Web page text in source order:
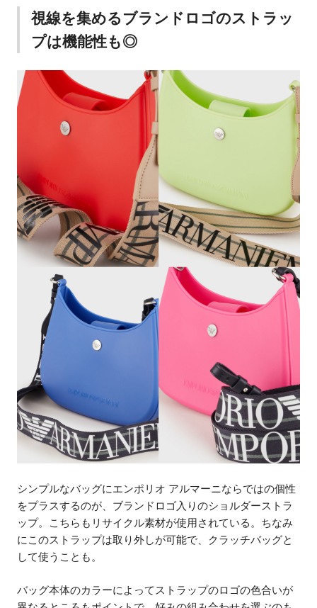
視線を集めるブランドロゴのストラッ
プは機能性も◎
シンプルなバッグにエンポリオ アルマーニならではの個性
をプラスするのが、ブランドロゴ入りのショルダーストラ
ップ。こちらもリサイクル素材が使用されている。ちなみ
にこのストラップは取り外しが可能で、クラッチバッグと
して使うことも。
バッグ本体のカラーによってストラップのロゴの色合いが